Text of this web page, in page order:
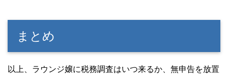
まとめ
以上、ラウンジ嬢に税務調査はいつ来るか、無申告を放置